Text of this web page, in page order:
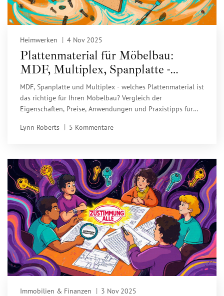
Heimwerken 4 Nov 2025
Plattenmaterial für Möbelbau:
MDF, Multiplex, Spanplatte -
Vergleich, Eigenschaften und
Praxistipps
MDF, Spanplatte und Multiplex - welches Plattenmaterial ist
das richtige für Ihren Möbelbau? Vergleich der
Eigenschaften, Preise, Anwendungen und Praxistipps für
Lynn Roberts
5 Kommentare
Immobilien & Finanzen 3 Nov 2025